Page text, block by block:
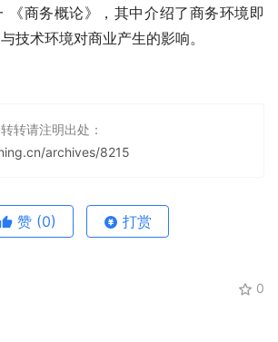
《商务概论》，其中介绍了商务环境即
技术环境对商业产生的影响。
转请注明出处：
archives/8215
赞 (0) 打赏
0